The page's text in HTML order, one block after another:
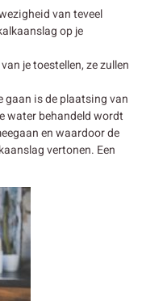
van teveel
op je
je toestellen, ze zullen
gaan is de plaatsing van
water behandeld wordt
en waardoor de
vertonen. Een